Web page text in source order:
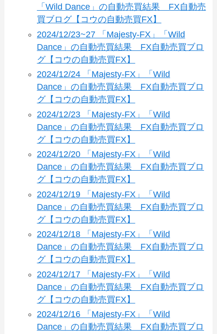
「Wild Dance」の自動売買結果 FX自動売
買ブログ【コウの自動売買FX】
2024/12/23~27 「Majesty-FX」「Wild
Dance」の自動売買結果 FX自動売買ブロ
グ【コウの自動売買FX】
2024/12/24 「Majesty-FX」「Wild
Dance」の自動売買結果 FX自動売買ブロ
グ【コウの自動売買FX】
2024/12/23 「Majesty-FX」「Wild
Dance」の自動売買結果 FX自動売買ブロ
グ【コウの自動売買FX】
2024/12/20 「Majesty-FX」「Wild
Dance」の自動売買結果 FX自動売買ブロ
グ【コウの自動売買FX】
2024/12/19 「Majesty-FX」「Wild
Dance」の自動売買結果 FX自動売買ブロ
グ【コウの自動売買FX】
2024/12/18 「Majesty-FX」「Wild
Dance」の自動売買結果 FX自動売買ブロ
グ【コウの自動売買FX】
2024/12/17 「Majesty-FX」「Wild
Dance」の自動売買結果 FX自動売買ブロ
グ【コウの自動売買FX】
2024/12/16 「Majesty-FX」「Wild
Dance」の自動売買結果 FX自動売買ブロ